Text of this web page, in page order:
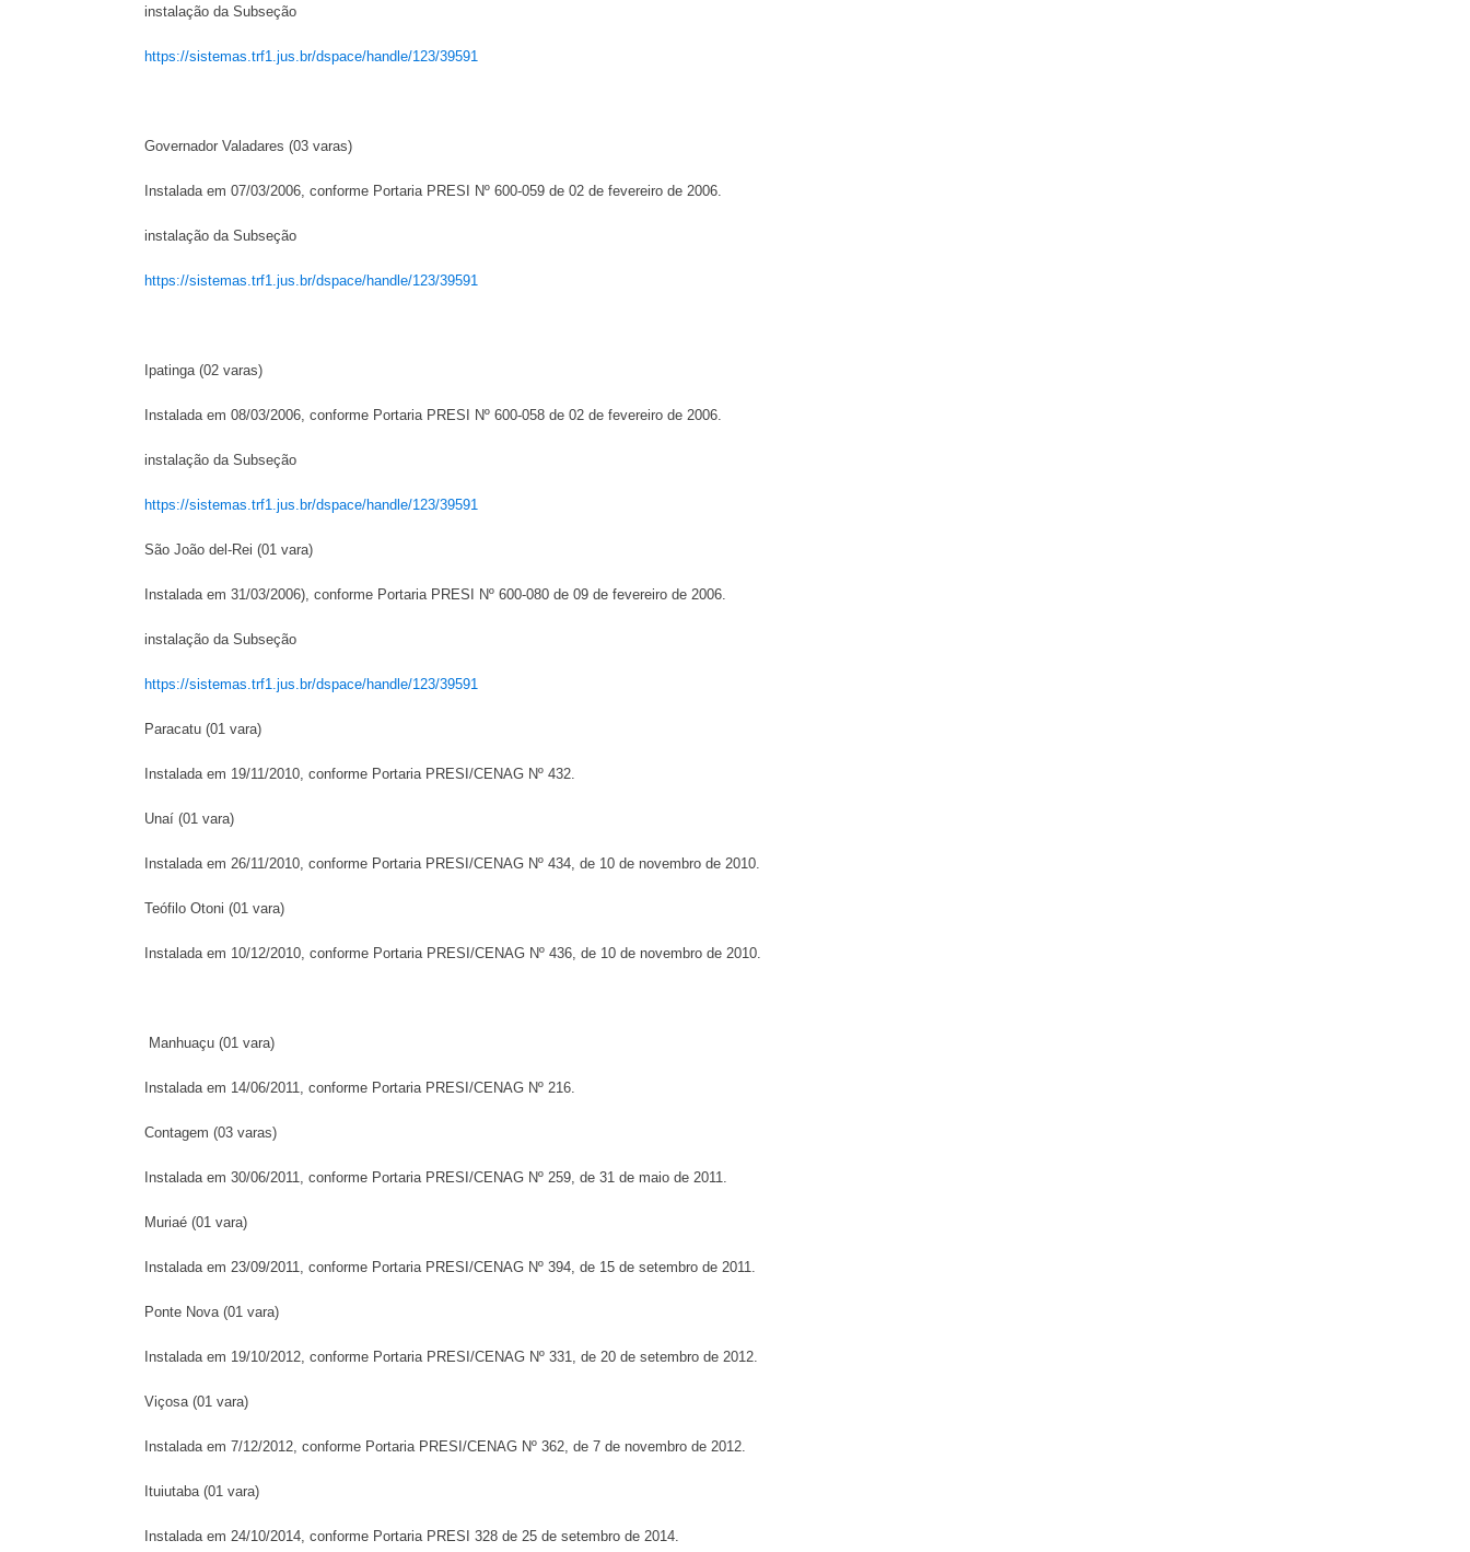
instalação da Subseção
https://sistemas.trf1.jus.br/dspace/handle/123/39591
Governador Valadares (03 varas)
Instalada em 07/03/2006, conforme Portaria PRESI Nº 600-059 de 02 de fevereiro de 2006.
instalação da Subseção
https://sistemas.trf1.jus.br/dspace/handle/123/39591
Ipatinga (02 varas)
Instalada em 08/03/2006, conforme Portaria PRESI Nº 600-058 de 02 de fevereiro de 2006.
instalação da Subseção
https://sistemas.trf1.jus.br/dspace/handle/123/39591
São João del-Rei (01 vara)
Instalada em 31/03/2006), conforme Portaria PRESI Nº 600-080 de 09 de fevereiro de 2006.
instalação da Subseção
https://sistemas.trf1.jus.br/dspace/handle/123/39591
Paracatu (01 vara)
Instalada em 19/11/2010, conforme Portaria PRESI/CENAG Nº 432.
Unaí (01 vara)
Instalada em 26/11/2010, conforme Portaria PRESI/CENAG Nº 434, de 10 de novembro de 2010.
Teófilo Otoni (01 vara)
Instalada em 10/12/2010, conforme Portaria PRESI/CENAG Nº 436, de 10 de novembro de 2010.
Manhuaçu (01 vara)
Instalada em 14/06/2011, conforme Portaria PRESI/CENAG Nº 216.
Contagem (03 varas)
Instalada em 30/06/2011, conforme Portaria PRESI/CENAG Nº 259, de 31 de maio de 2011.
Muriaé (01 vara)
Instalada em 23/09/2011, conforme Portaria PRESI/CENAG Nº 394, de 15 de setembro de 2011.
Ponte Nova (01 vara)
Instalada em 19/10/2012, conforme Portaria PRESI/CENAG Nº 331, de 20 de setembro de 2012.
Viçosa (01 vara)
Instalada em 7/12/2012, conforme Portaria PRESI/CENAG Nº 362, de 7 de novembro de 2012.
Ituiutaba (01 vara)
Instalada em 24/10/2014, conforme Portaria PRESI 328 de 25 de setembro de 2014.